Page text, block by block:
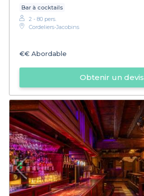
Bar à cocktails
2 - 80 pers.
Cordeliers-Jacobins
€€ Abordable
Obtenir un devis